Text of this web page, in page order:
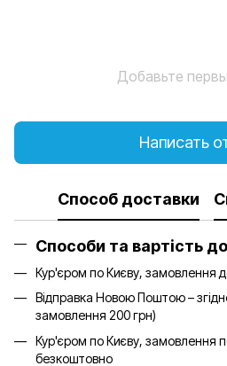
Добавьте
Написать
Способ доставки
Способи та вартість
Кур'єром по Києву, замовлення
Відправка Новою Поштою –
замовлення 200 грн)
Кур'єром по Києву, замовлення
безкоштовно